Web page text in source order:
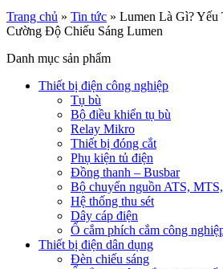
Trang chủ » Tin tức » Lumen Là Gì?
Cường Độ Chiếu Sáng Lumen
Danh mục sản phẩm
Thiết bị điện công nghiệp
Tụ bù
Bộ điều khiển tụ bù
Relay Mikro
Thiết bị đóng cắt
Phụ kiện tủ điện
Đồng thanh – Busbar
Bộ chuyển nguồn ATS,
Hệ thống thu sét
Dây cáp điện
Ổ cắm phích cắm công
Thiết bị điện dân dụng
Đèn chiếu sáng